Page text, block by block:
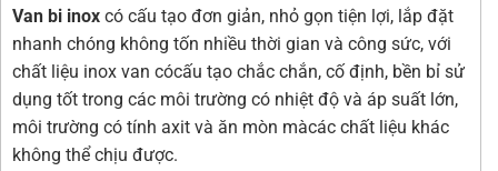
Van bi inox có cấu tạo đơn giản, nhỏ gọn tiện lợi, lắp đặt
nhanh chóng không tốn nhiều thời gian và công sức, với
chất liệu inox van cócấu tạo chắc chắn, cố định, bền bỉ sử
dụng tốt trong các môi trường có nhiệt độ và áp suất lớn,
môi trường có tính axit và ăn mòn màcác chất liệu khác
không thể chịu được.